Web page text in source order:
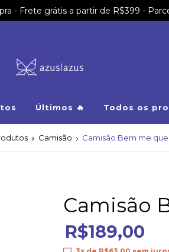
- Frete grátis a partir de R$399 -
Últimos 🔥 Todos os
Camisão Camisão Bem me
Camisão
R$189,00